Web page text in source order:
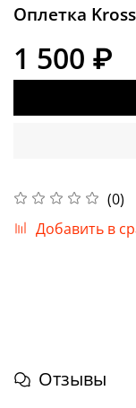
Оплетка
(0)
Добавить в
1 500 ₽
Отзывы